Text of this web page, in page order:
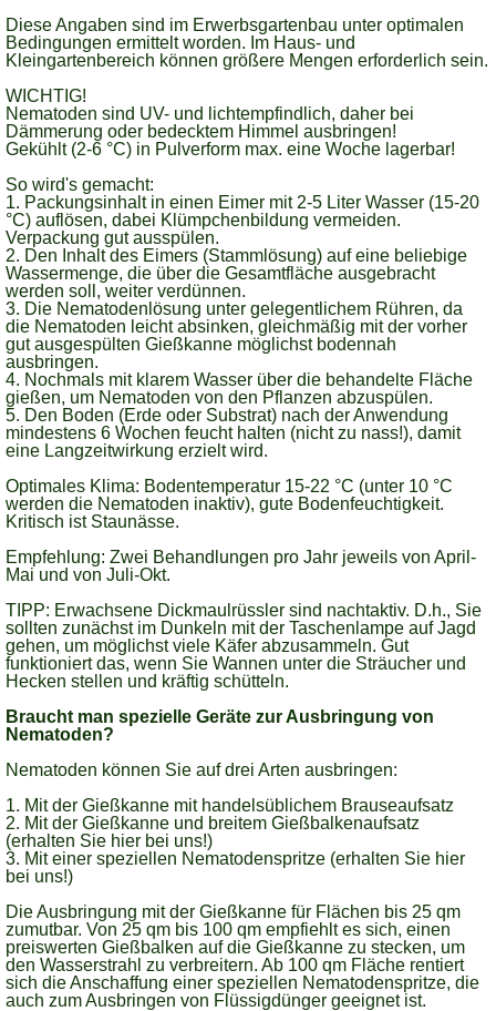
Diese Angaben sind im Erwerbsgartenbau unter optimalen
Bedingungen ermittelt worden. Im Haus- und
Kleingartenbereich können größere Mengen erforderlich sein.
WICHTIG!
Nematoden sind UV- und lichtempfindlich, daher bei
Dämmerung oder bedecktem Himmel ausbringen!
Gekühlt (2-6 °C) in Pulverform max. eine Woche lagerbar!
So wird's gemacht:
1. Packungsinhalt in einen Eimer mit 2-5 Liter Wasser (15-20
°C) auflösen, dabei Klümpchenbildung vermeiden.
Verpackung gut ausspülen.
2. Den Inhalt des Eimers (Stammlösung) auf eine beliebige
Wassermenge, die über die Gesamtfläche ausgebracht
werden soll, weiter verdünnen.
3. Die Nematodenlösung unter gelegentlichem Rühren, da
die Nematoden leicht absinken, gleichmäßig mit der vorher
gut ausgespülten Gießkanne möglichst bodennah
ausbringen.
4. Nochmals mit klarem Wasser über die behandelte Fläche
gießen, um Nematoden von den Pflanzen abzuspülen.
5. Den Boden (Erde oder Substrat) nach der Anwendung
mindestens 6 Wochen feucht halten (nicht zu nass!), damit
eine Langzeitwirkung erzielt wird.
Optimales Klima: Bodentemperatur 15-22 °C (unter 10 °C
werden die Nematoden inaktiv), gute Bodenfeuchtigkeit.
Kritisch ist Staunässe.
Empfehlung: Zwei Behandlungen pro Jahr jeweils von April-
Mai und von Juli-Okt.
TIPP: Erwachsene Dickmaulrüssler sind nachtaktiv. D.h., Sie
sollten zunächst im Dunkeln mit der Taschenlampe auf Jagd
gehen, um möglichst viele Käfer abzusammeln. Gut
funktioniert das, wenn Sie Wannen unter die Sträucher und
Hecken stellen und kräftig schütteln.
Braucht man spezielle Geräte zur Ausbringung von
Nematoden?
Nematoden können Sie auf drei Arten ausbringen:
1. Mit der Gießkanne mit handelsüblichem Brauseaufsatz
2. Mit der Gießkanne und breitem Gießbalkenaufsatz
(erhalten Sie hier bei uns!)
3. Mit einer speziellen Nematodenspritze (erhalten Sie hier
bei uns!)
Die Ausbringung mit der Gießkanne für Flächen bis 25 qm
zumutbar. Von 25 qm bis 100 qm empfiehlt es sich, einen
preiswerten Gießbalken auf die Gießkanne zu stecken, um
den Wasserstrahl zu verbreitern. Ab 100 qm Fläche rentiert
sich die Anschaffung einer speziellen Nematodenspritze, die
auch zum Ausbringen von Flüssigdünger geeignet ist.